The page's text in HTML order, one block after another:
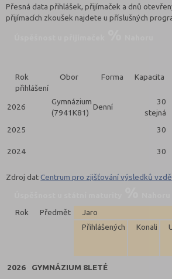
Přesná data přihlášek, přijímaček a dnů
přijímacích zkoušek najdete u příslušných
Rok
přihlášení
Obor Forma Kapacita
2026
Gymnázium
(7941K81)
Denní
30
stejná
2025 30
2024 30
Zdroj datCentrum pro zjišťování výsledků
Rok
Předmět
Jaro
Přihlášených
Konali
2026
GYMNÁZIUM 8LETÉ